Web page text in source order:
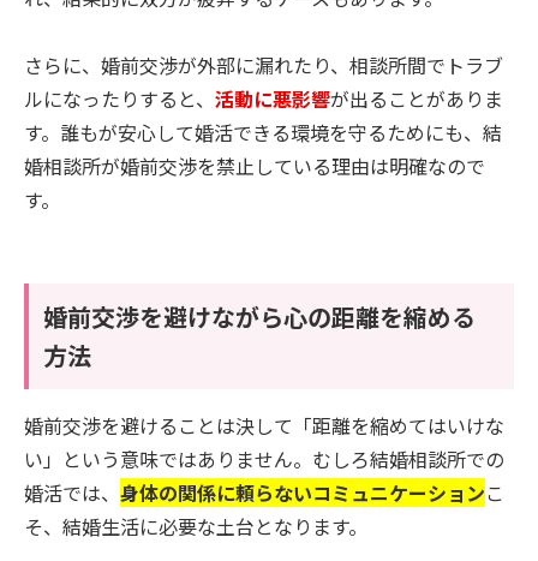
さらに、婚前交渉が外部に漏れたり、相談所間でトラブ
ルになったりすると、 活動に悪影響が出ることがありま
す。誰もが安心して婚活できる環境を守るためにも、結
婚相談所が婚前交渉を禁止している理由は明確なので
す。
婚前交渉を避けながら心の距離を縮める
方法
婚前交渉を避けることは決して「距離を縮めてはいけな
い」という意味ではありません。むしろ結婚相談所での
婚活では、 身体の関係に頼らないコミュニケーションこ
そ、結婚生活に必要な土台となります。